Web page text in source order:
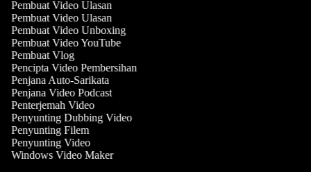
Pembuat Video Ulasan
Pembuat Video Ulasan
Pembuat Video Unboxing
Pembuat Video YouTube
Pembuat Vlog
Pencipta Video Pembersihan
Penjana Auto-Sarikata
Penjana Video Podcast
Penterjemah Video
Penyunting Dubbing Video
Penyunting Filem
Penyunting Video
Windows Video Maker